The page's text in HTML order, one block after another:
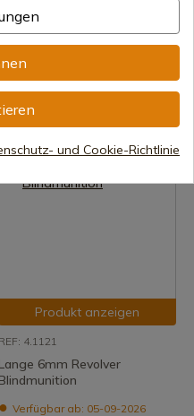
41323-1
mit 600 Schuss 9mm
TITAN Detonation
7-15 Tage Versand
251,68 €
Produkt anzeigen
REF: 4.1121
Lange 6mm Revolver
Blindmunition
Verfügbar ab: 05-09-2026
und Cookie-Richtlinie